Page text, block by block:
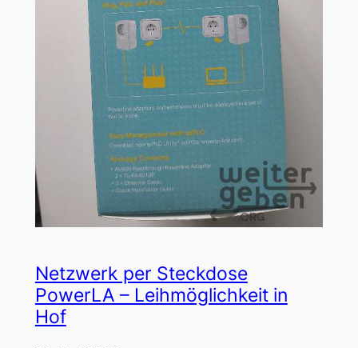
Netzwerk per Steckdose
PowerLA – Leihmöglichkeit in
Hof